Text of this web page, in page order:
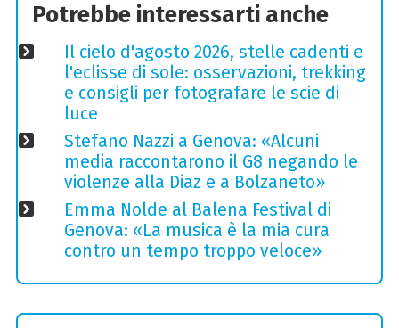
Potrebbe interessarti anche
Il cielo d'agosto 2026, stelle cadenti e
l'eclisse di sole: osservazioni, trekking
e consigli per fotografare le scie di
luce
Stefano Nazzi a Genova: «Alcuni
media raccontarono il G8 negando le
violenze alla Diaz e a Bolzaneto»
Emma Nolde al Balena Festival di
Genova: «La musica è la mia cura
contro un tempo troppo veloce»